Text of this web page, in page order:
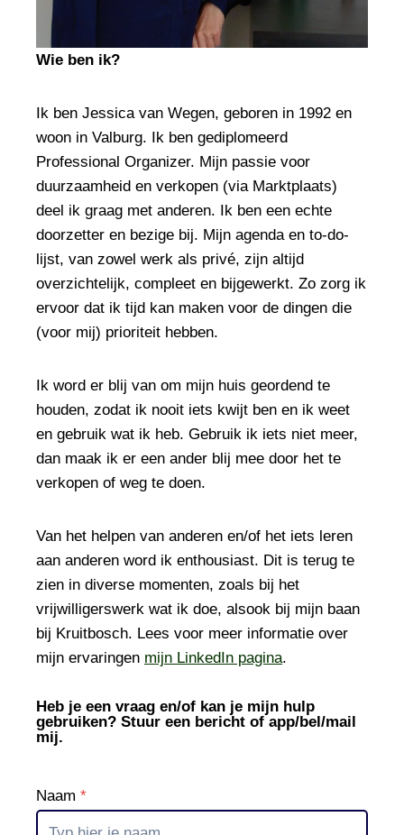
Wie ben ik?
Ik ben Jessica van Wegen, geboren in 1992 en
woon in Valburg. Ik ben gediplomeerd
Professional Organizer. Mijn passie voor
duurzaamheid en verkopen (via Marktplaats)
deel ik graag met anderen. Ik ben een echte
doorzetter en bezige bij. Mijn agenda en to-do-
lijst, van zowel werk als privé, zijn altijd
overzichtelijk, compleet en bijgewerkt. Zo zorg ik
ervoor dat ik tijd kan maken voor de dingen die
(voor mij) prioriteit hebben.
Ik word er blij van om mijn huis geordend te
houden, zodat ik nooit iets kwijt ben en ik weet
en gebruik wat ik heb. Gebruik ik iets niet meer,
dan maak ik er een ander blij mee door het te
verkopen of weg te doen.
Van het helpen van anderen en/of het iets leren
aan anderen word ik enthousiast. Dit is terug te
zien in diverse momenten, zoals bij het
vrijwilligerswerk wat ik doe, alsook bij mijn baan
bij Kruitbosch. Lees voor meer informatie over
mijn ervaringen mijn LinkedIn pagina.
Heb je een vraag en/of kan je mijn hulp
gebruiken? Stuur een bericht of app/bel/mail
mij.
Naam *